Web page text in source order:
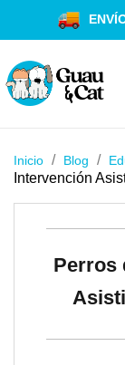
Inicio Blog
Intervención
Perros